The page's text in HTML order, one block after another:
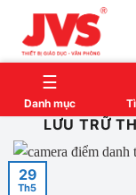
Danh mục
LƯU TRỮ
29
Th5